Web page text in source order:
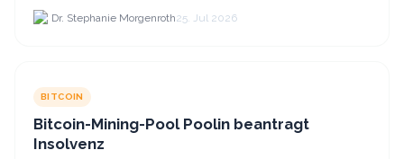
Anlegerüberzeugung trotz Kursverlusten und einem
BTC-Preis.
Dr. Stephanie Morgenroth25. Jul 2026
BITCOIN
Bitcoin-Mining-Pool Poolin beantragt
Insolvenz